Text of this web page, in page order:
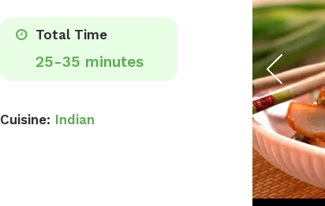
Total Time
25-35 minutes
Cuisine: Indian